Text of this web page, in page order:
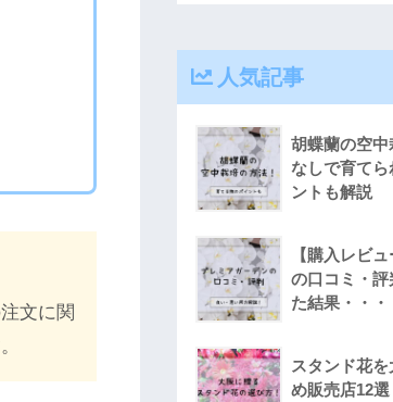
文に関
人気記事
胡蝶蘭の空
なしで育てら
ントも解説
【購入レビ
の口コミ・評
た結果・・・
スタンド花
め販売店12